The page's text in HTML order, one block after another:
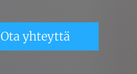
Ota yhteyttä